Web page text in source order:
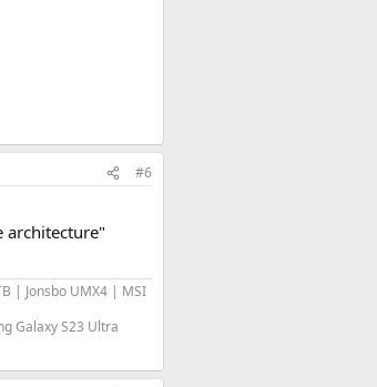
#6
architecture"
| Jonsbo UMX4 | MSI
Galaxy S23 Ultra